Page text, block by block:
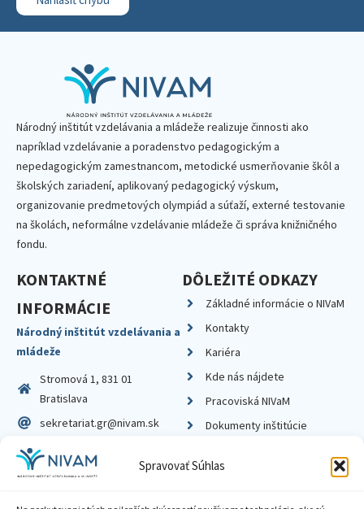
Spravovať Súhlas
Národný inštitút vzdelávania a mládeže realizuje činnosti ako
napríklad vzdelávanie a poradenstvo pedagogickým a
nepedagogickým zamestnancom, metodické usmerňovanie škôl a
školských zariadení, aplikovaný pedagogický výskum,
organizovanie predmetových olympiád a súťaží, externé testovanie
na školách, neformálne vzdelávanie mládeže či správa knižničného
fondu.
KONTAKTNÉ
INFORMÁCIE
Národný inštitút vzdelávania a
mládeže
Stromová 1, 831 01
Bratislava
sekretariat.gr@nivam.sk
IČO: 00164348
DIČ: 2020798714
DÔLEŽITÉ ODKAZY
Základné informácie o NIVaM
Kontakty
Kariéra
Kde nás nájdete
Pracoviská NIVaM
Dokumenty inštitúcie